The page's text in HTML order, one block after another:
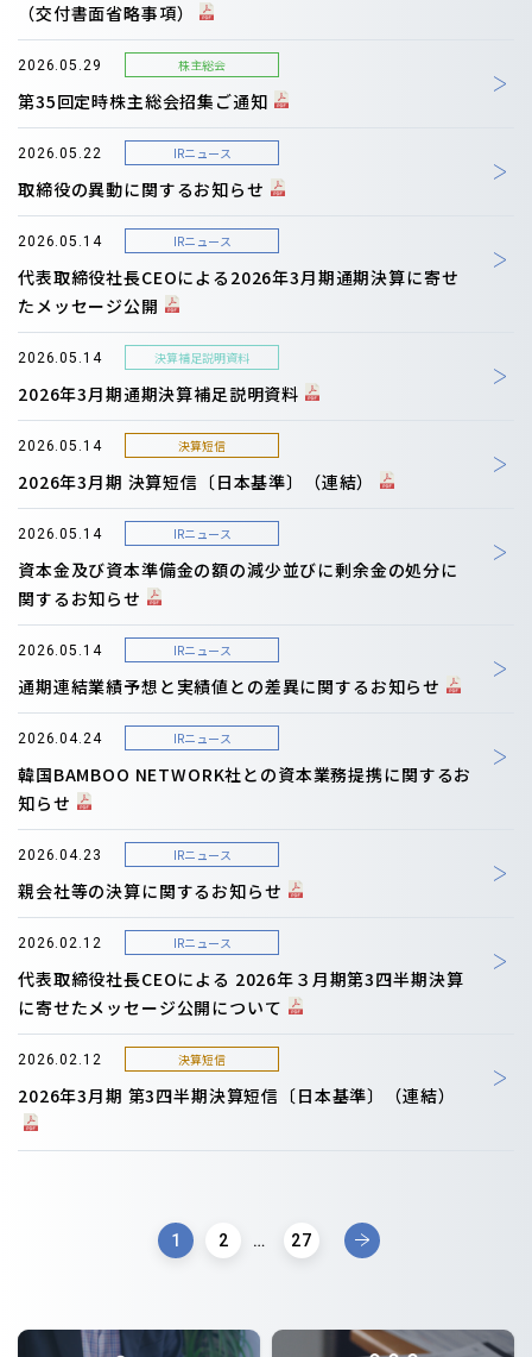
（交付書面省略事項）
2026.05.29 株主総会
第35回定時株主総会招集ご通知
2026.05.22 IRニュース
取締役の異動に関するお知らせ
2026.05.14 IRニュース
代表取締役社長CEOによる2026年3月期通期決算に寄せ
たメッセージ公開
2026.05.14 決算補足説明資料
2026年3月期通期決算補足説明資料
2026.05.14 決算短信
2026年3月期 決算短信〔日本基準〕（連結）
2026.05.14 IRニュース
資本金及び資本準備金の額の減少並びに剰余金の処分に
関するお知らせ
2026.05.14 IRニュース
通期連結業績予想と実績値との差異に関するお知らせ
2026.04.24 IRニュース
韓国BAMBOO NETWORK社との資本業務提携に関するお
知らせ
2026.04.23 IRニュース
親会社等の決算に関するお知らせ
2026.02.12 IRニュース
代表取締役社長CEOによる 2026年３月期第3四半期決算
に寄せたメッセージ公開について
2026.02.12 決算短信
2026年3月期 第3四半期決算短信〔日本基準〕（連結）
1 2 … 27